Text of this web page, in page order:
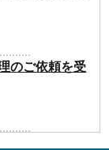
のご依頼を受